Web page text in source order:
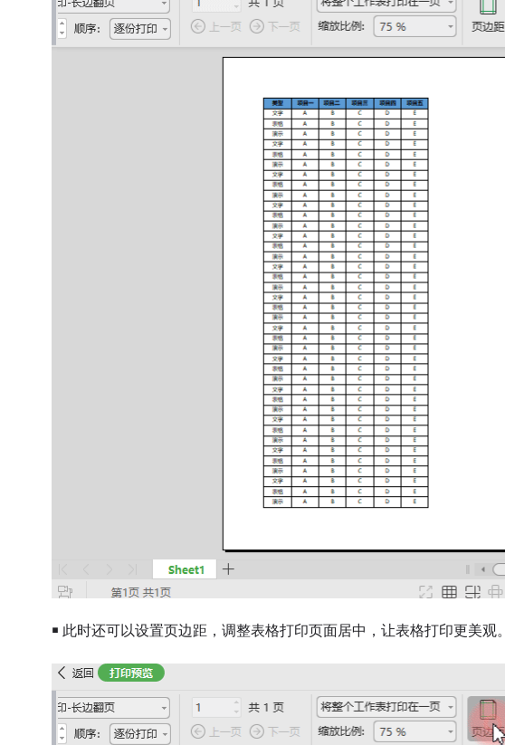
￭ 此时还可以设置页边距，调整表格打印页面居中，让表格打印更美观。